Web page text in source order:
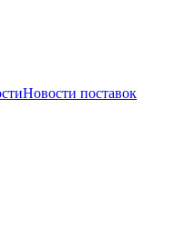
Новости поставок